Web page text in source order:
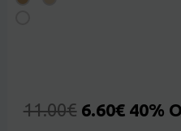
11.00€ 6.60€ 40%